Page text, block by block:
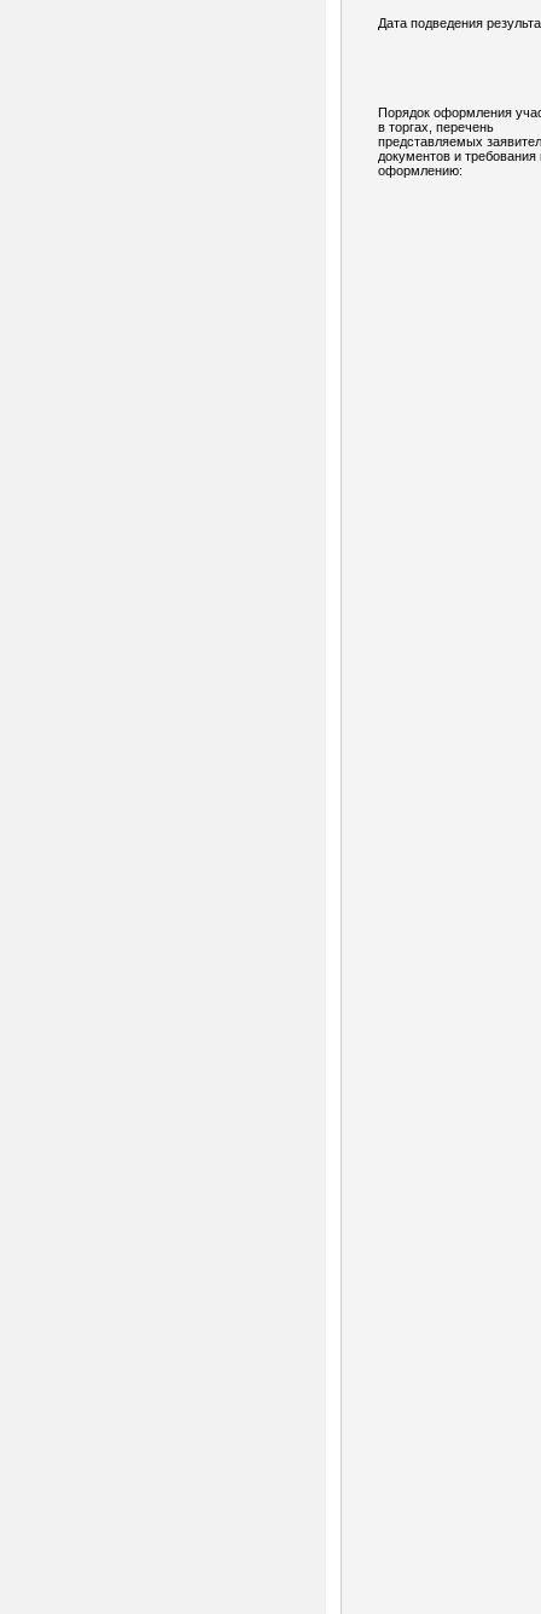
Дата подведения
Порядок оформления
в торгах, перечень
представляемых
документов и требования
оформлению: